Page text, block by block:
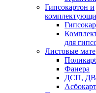
Гипсокартон и
для
Листовые
Фанера
ДСП,